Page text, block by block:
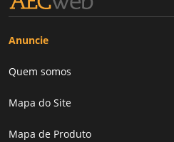
Anuncie
Quem somos
Mapa do Site
Mapa de Produto